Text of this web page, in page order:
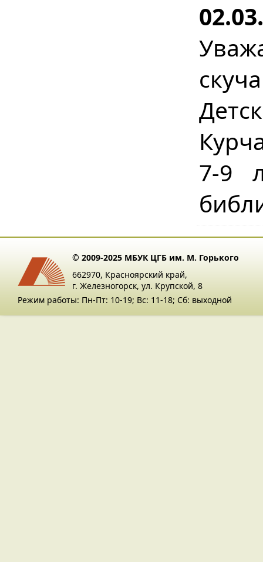
7-9
© 2009-2025 МБУК ЦГБ им. М. Горького
662970, Красноярский край,
г. Железногорск, ул. Крупской, 8
Режим работы: Пн-Пт: 10-19; Вс: 11-18; Сб: выходной